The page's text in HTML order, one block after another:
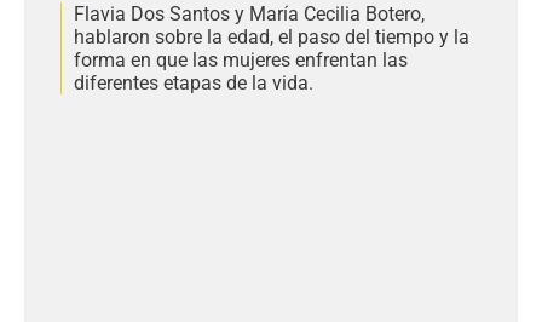
Flavia Dos Santos y María Cecilia Botero,
hablaron sobre la edad, el paso del tiempo y la
forma en que las mujeres enfrentan las
diferentes etapas de la vida.